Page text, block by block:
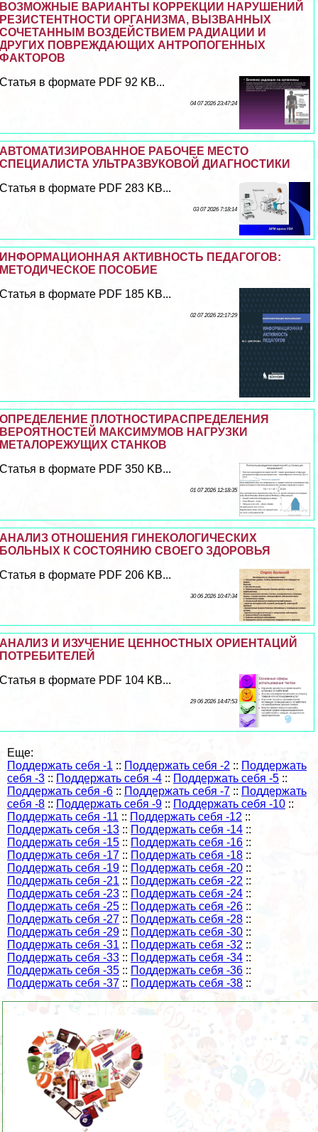
ВОЗМОЖНЫЕ ВАРИАНТЫ КОРРЕКЦИИ НАРУШЕНИЙ
РЕЗИСТЕНТНОСТИ ОРГАНИЗМА, ВЫЗВАННЫХ
СОЧЕТАННЫМ ВОЗДЕЙСТВИЕМ РАДИАЦИИ И
ДРУГИХ ПОВРЕЖДАЮЩИХ АНТРОПОГЕННЫХ
ФАКТОРОВ
Статья в формате PDF 92 KB...
04 07 2026 23:47:24
АВТОМАТИЗИРОВАННОЕ РАБОЧЕЕ МЕСТО
СПЕЦИАЛИСТА УЛЬТРАЗВУКОВОЙ ДИАГНОСТИКИ
Статья в формате PDF 283 KB...
03 07 2026 7:18:14
ИНФОРМАЦИОННАЯ АКТИВНОСТЬ ПЕДАГОГОВ:
МЕТОДИЧЕСКОЕ ПОСОБИЕ
Статья в формате PDF 185 KB...
02 07 2026 22:17:29
ОПРЕДЕЛЕНИЕ ПЛОТНОСТИРАСПРЕДЕЛЕНИЯ
ВЕРОЯТНОСТЕЙ МАКСИМУМОВ НАГРУЗКИ
МЕТАЛОРЕЖУЩИХ СТАНКОВ
Статья в формате PDF 350 KB...
01 07 2026 12:18:35
АНАЛИЗ ОТНОШЕНИЯ ГИНЕКОЛОГИЧЕСКИХ
БОЛЬНЫХ К СОСТОЯНИЮ СВОЕГО ЗДОРОВЬЯ
Статья в формате PDF 206 KB...
30 06 2026 10:47:34
АНАЛИЗ И ИЗУЧЕНИЕ ЦЕННОСТНЫХ ОРИЕНТАЦИЙ
ПОТРЕБИТЕЛЕЙ
Статья в формате PDF 104 KB...
29 06 2026 14:47:53
Еще:
Поддержать себя -1 :: Поддержать себя -2 :: Поддержать
себя -3 :: Поддержать себя -4 :: Поддержать себя -5 ::
Поддержать себя -6 :: Поддержать себя -7 :: Поддержать
себя -8 :: Поддержать себя -9 :: Поддержать себя -10 ::
Поддержать себя -11 :: Поддержать себя -12 ::
Поддержать себя -13 :: Поддержать себя -14 ::
Поддержать себя -15 :: Поддержать себя -16 ::
Поддержать себя -17 :: Поддержать себя -18 ::
Поддержать себя -19 :: Поддержать себя -20 ::
Поддержать себя -21 :: Поддержать себя -22 ::
Поддержать себя -23 :: Поддержать себя -24 ::
Поддержать себя -25 :: Поддержать себя -26 ::
Поддержать себя -27 :: Поддержать себя -28 ::
Поддержать себя -29 :: Поддержать себя -30 ::
Поддержать себя -31 :: Поддержать себя -32 ::
Поддержать себя -33 :: Поддержать себя -34 ::
Поддержать себя -35 :: Поддержать себя -36 ::
Поддержать себя -37 :: Поддержать себя -38 ::